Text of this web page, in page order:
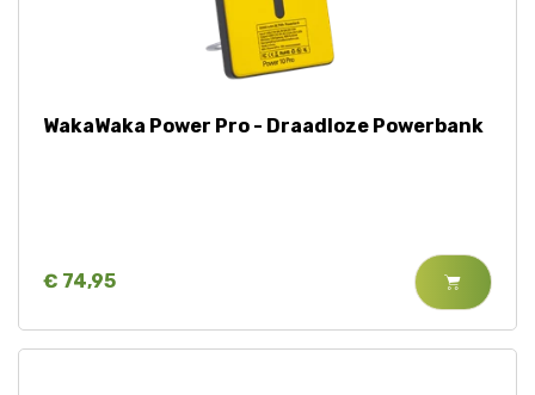
WakaWaka Power Pro - Draadloze Powerbank
€ 74,95